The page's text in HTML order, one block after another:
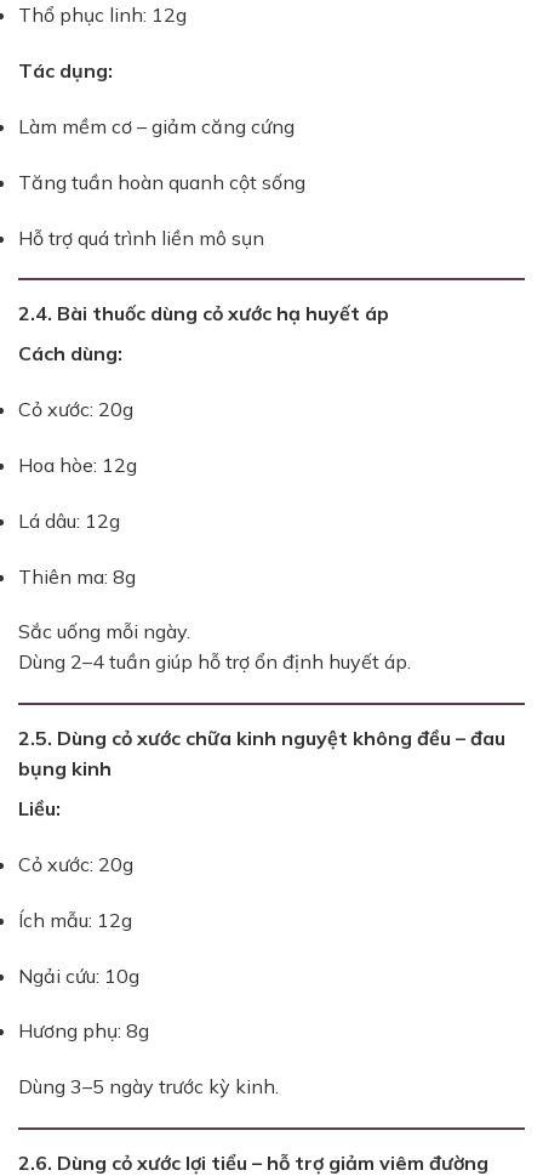
Thổ phục linh: 12g
Tác dụng:
Làm mềm cơ – giảm căng cứng
Tăng tuần hoàn quanh cột sống
Hỗ trợ quá trình liền mô sụn
2.4. Bài thuốc dùng cỏ xước hạ huyết áp
Cách dùng:
Cỏ xước: 20g
Hoa hòe: 12g
Lá dâu: 12g
Thiên ma: 8g
Sắc uống mỗi ngày.
Dùng 2–4 tuần giúp hỗ trợ ổn định huyết áp.
2.5. Dùng cỏ xước chữa kinh nguyệt không đều – đau
bụng kinh
Liều:
Cỏ xước: 20g
Ích mẫu: 12g
Ngải cứu: 10g
Hương phụ: 8g
Dùng 3–5 ngày trước kỳ kinh.
2.6. Dùng cỏ xước lợi tiểu – hỗ trợ giảm viêm đường